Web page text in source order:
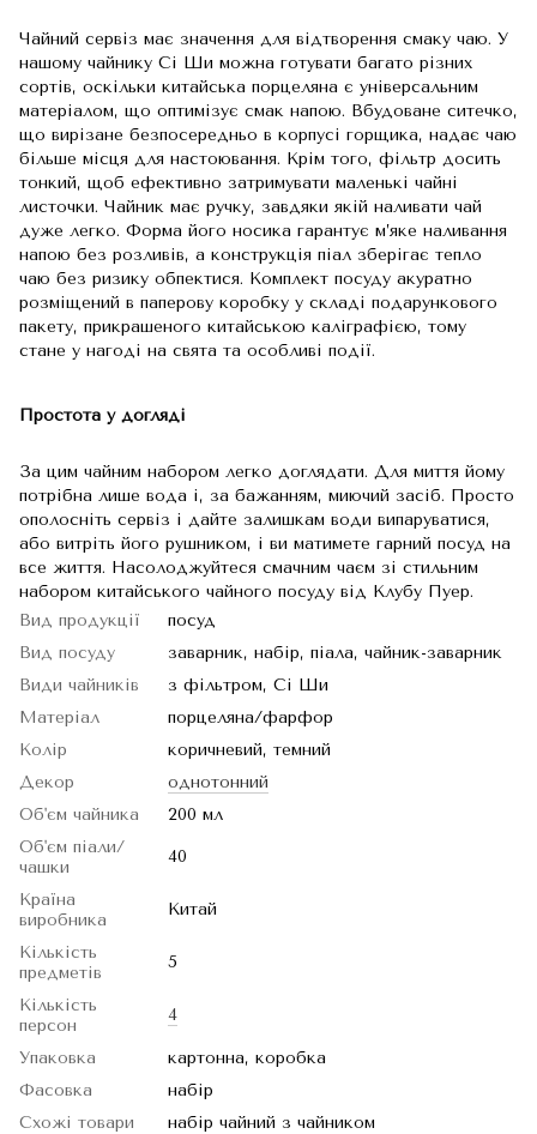
Чайний сервіз має значення для відтворення смаку чаю. У
нашому чайнику Сі Ши можна готувати багато різних
сортів, оскільки китайська порцеляна є універсальним
матеріалом, що оптимізує смак напою. Вбудоване ситечко,
що вирізане безпосередньо в корпусі горщика, надає чаю
більше місця для настоювання. Крім того, фільтр досить
тонкий, щоб ефективно затримувати маленькі чайні
листочки. Чайник має ручку, завдяки якій наливати чай
дуже легко. Форма його носика гарантує м’яке наливання
напою без розливів, а конструкція піал зберігає тепло
чаю без ризику обпектися. Комплект посуду акуратно
розміщений в паперову коробку у складі подарункового
пакету, прикрашеного китайською каліграфією, тому
стане у нагоді на свята та особливі події.
Простота у догляді
За цим чайним набором легко доглядати. Для миття йому
потрібна лише вода і, за бажанням, миючий засіб. Просто
ополосніть сервіз і дайте залишкам води випаруватися,
або витріть його рушником, і ви матимете гарний посуд на
все життя. Насолоджуйтеся смачним чаєм зі стильним
набором китайського чайного посуду від Клубу Пуер.
Вид продукції
посуд
Вид посуду
заварник, набір, піала, чайник-заварник
Види чайників
з фільтром, Сі Ши
Матеріал
порцеляна/фарфор
Колір
коричневий, темний
Декор
однотонний
Об'єм чайника
200 мл
Об'єм піали/
чашки
40
Країна
виробника
Китай
Кількість
предметів
5
Кількість
персон
4
Упаковка
картонна, коробка
Фасовка
набір
Схожі товари
набір чайний з чайником